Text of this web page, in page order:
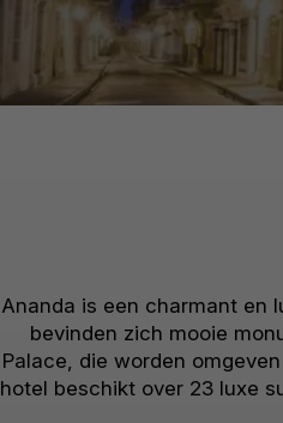
Ananda is een charmant en
bevinden zich mooie
Palace, die worden
hotel beschikt over 23 luxe